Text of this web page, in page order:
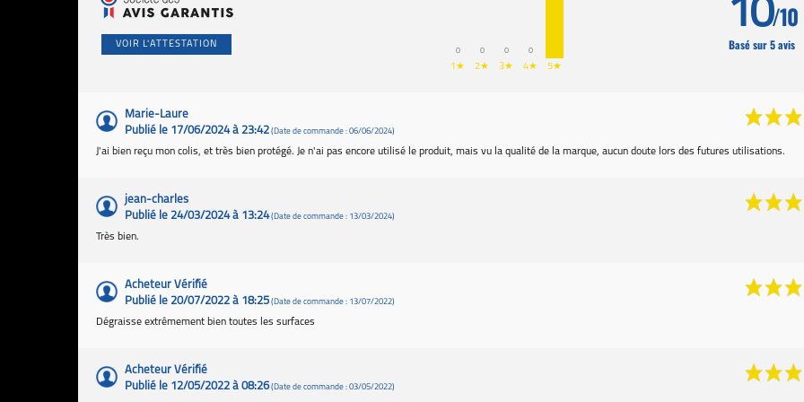
VOIR L'ATTESTATION
0
1★
0
2★
0
3★
0
4★ 5★
10/10
Basé sur 5 avis
Marie-Laure
Publié le 17/06/2024 à 23:42 (Date de commande : 06/06/2024)
J'ai bien reçu mon colis, et très bien protégé. Je n'ai pas encore utilisé le produit, mais vu la qualité de la marque, aucun doute lors des futures utilisations.
jean-charles
Publié le 24/03/2024 à 13:24(Date de commande : 13/03/2024)
Très bien.
Acheteur Vérifié
Publié le 20/07/2022 à 18:25 (Date de commande : 13/07/2022)
Dégraisse extrêmement bien toutes les surfaces
Acheteur Vérifié
Publié le 12/05/2022 à 08:26(Date de commande : 03/05/2022)